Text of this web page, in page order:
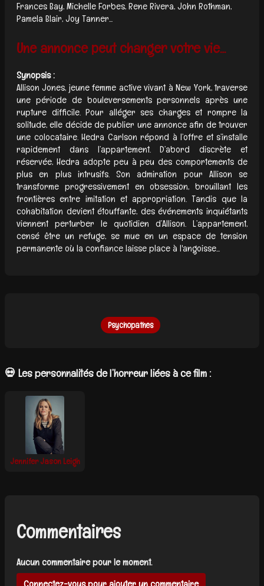
Frances Bay, Michelle Forbes, Rene Rivera, John Rothman,
Pamela Blair, Joy Tanner...
Une annonce peut changer votre vie…
Synopsis :
Allison Jones, jeune femme active vivant à New York, traverse
une période de bouleversements personnels après une
rupture difficile. Pour alléger ses charges et rompre la
solitude, elle décide de publier une annonce afin de trouver
une colocataire. Hedra Carlson répond à l’offre et s’installe
rapidement dans l’appartement. D’abord discrète et
réservée, Hedra adopte peu à peu des comportements de
plus en plus intrusifs. Son admiration pour Allison se
transforme progressivement en obsession, brouillant les
frontières entre imitation et appropriation. Tandis que la
cohabitation devient étouffante, des événements inquiétants
viennent perturber le quotidien d’Allison. L’appartement,
censé être un refuge, se mue en un espace de tension
permanente où la confiance laisse place à l'angoisse...
Psychopathes
💀 Les personnalités de l’horreur liées à ce film :
Jennifer Jason Leigh
Commentaires
Aucun commentaire pour le moment.